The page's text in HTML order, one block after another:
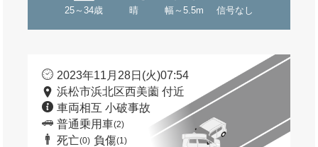
25～34歳 晴 幅～5.5m 信号なし
2023年11月28日(火)07:54
浜松市浜北区西美薗 付近
車両相互 小破事故
普通乗用車(2)
死亡(0) 負傷(1)